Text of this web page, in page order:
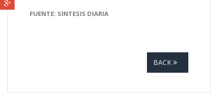
FUENTE: SINTESIS DIARIA
BACK